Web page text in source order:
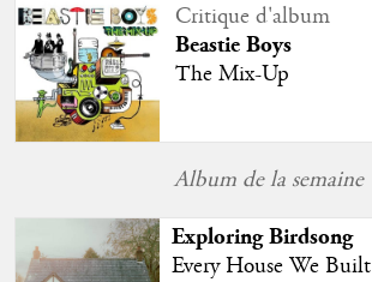
Critique d'album
Beastie Boys
The Mix-Up
Album de la semaine
Exploring Birdsong
Every House We Built